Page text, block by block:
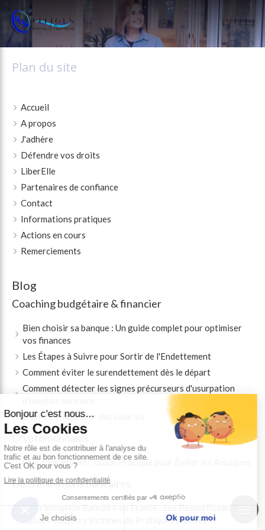
Plan du site
Accueil
A propos
J'adhère
Défendre vos droits
LiberElle
Partenaires de confiance
Contact
Informations pratiques
Actions en cours
Remerciements
Blog
Coaching budgétaire & financier
Bien choisir sa banque : Un guide complet pour optimiser
vos finances
Les Étapes à Suivre pour Sortir de l'Endettement
Comment éviter le surendettement dès le départ
Comment détecter les signes précurseurs d'usurpation
Bien-être financier des salariés
Cryptomonnaies
Cryptomonnaies : Guide Pratique pour Éviter les Arnaques
Discriminations bancaires
Discrimination Bancaire en France : Les Ressortissants
Russes Toujours Victimes de Pratiques Injustes